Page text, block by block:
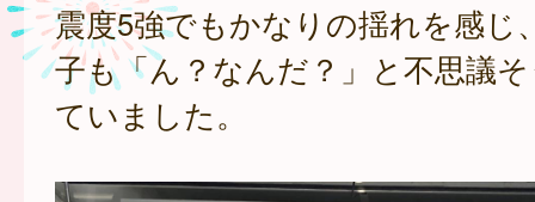
震度5強でもかなりの揺れを感じ
子も「ん？なんだ？」と不思議
ていました。